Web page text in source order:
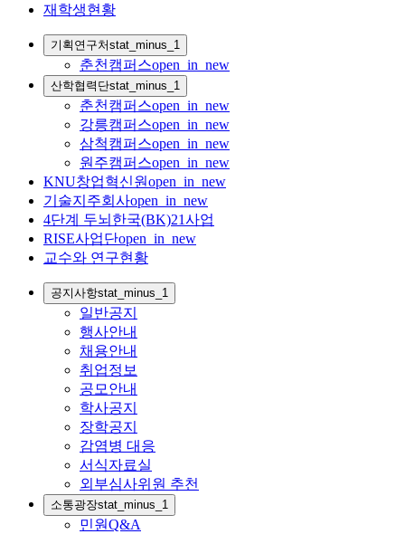
재학생현황
기획연구처stat_minus_1
춘천캠퍼스open_in_new
산학협력단stat_minus_1
춘천캠퍼스open_in_new
강릉캠퍼스open_in_new
삼척캠퍼스open_in_new
원주캠퍼스open_in_new
KNU창업혁신원open_in_new
기술지주회사open_in_new
4단계 두뇌한국(BK)21사업
RISE사업단open_in_new
교수와 연구현황
공지사항stat_minus_1
일반공지
행사안내
채용안내
취업정보
공모안내
학사공지
장학공지
감염병 대응
서식자료실
외부심사위원 추천
소통광장stat_minus_1
민원Q&A